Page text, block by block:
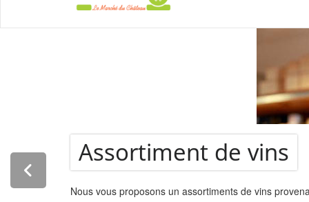
Assortiment de vins
Nous vous proposons un assortiments de vins